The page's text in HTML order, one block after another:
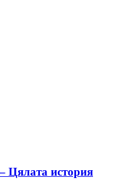
Цялата история